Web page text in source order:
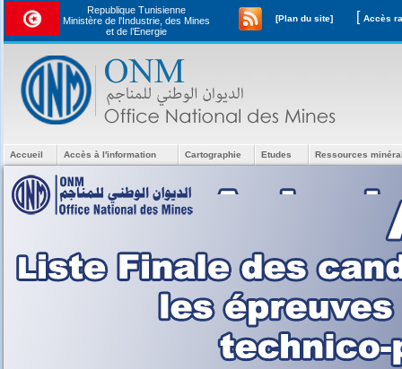
Republique Tunisienne
Ministère de l'Industrie, des Mines
et de l’Energie
[Plan du site] [
Accueil Accès à l'information Cartographie Etudes Ressources